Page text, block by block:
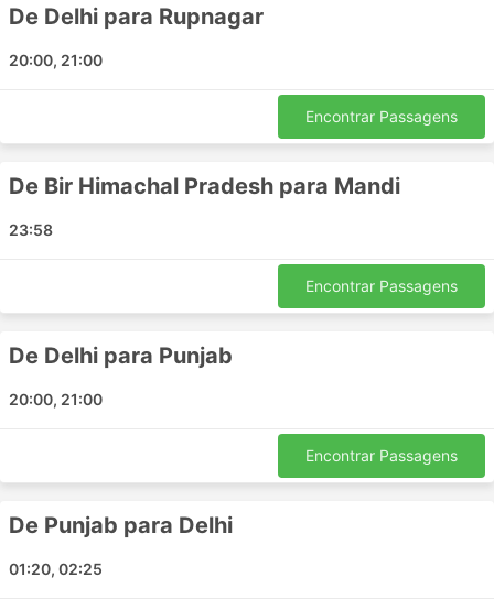
Una Himachal - Ghaziabad
Panipat - Chandigarh
Delhi - Una Himachal
Manali - Jogindernagar
Gaggal - Kasol
Chandigarh - Himachal Pradesh
Una Himachal - Gaggal
De Delhi para Rupnagar
20:00, 21:00
Encontrar Passagens
De Bir Himachal Pradesh para Mandi
23:58
Encontrar Passagens
De Delhi para Punjab
20:00, 21:00
Encontrar Passagens
De Punjab para Delhi
01:20, 02:25